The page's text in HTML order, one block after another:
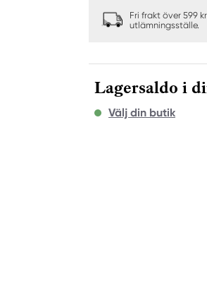
Fri frakt över 599
utlämningsställe.
Lagersaldo i
Välj din butik